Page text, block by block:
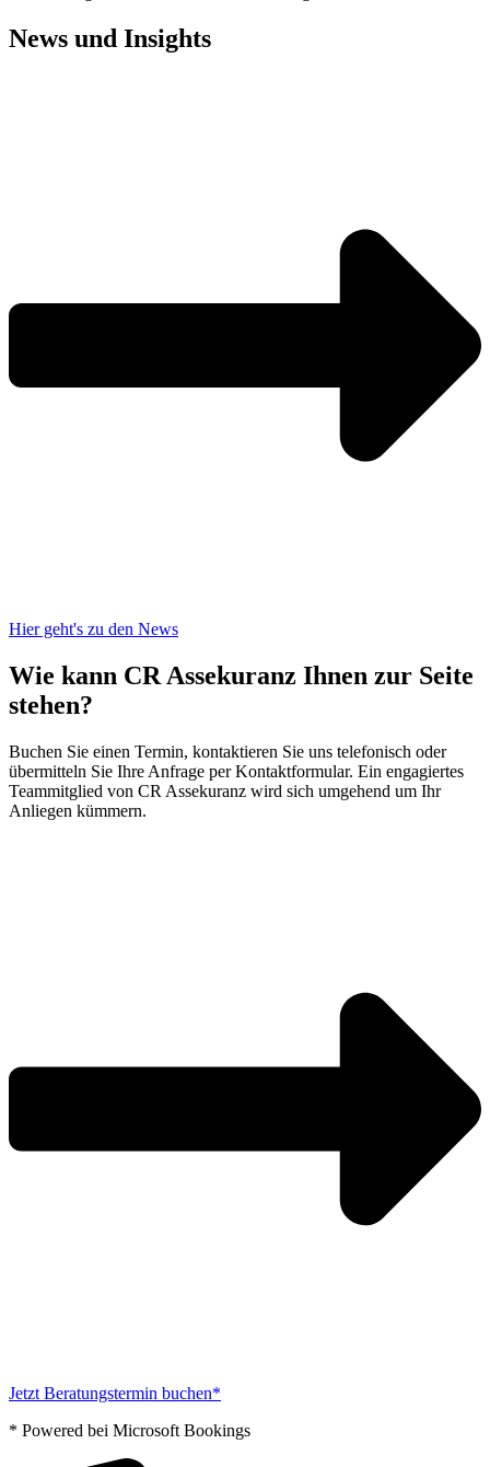
News und Insights
Hier geht's zu den News
Wie kann CR Assekuranz Ihnen zur Seite
stehen?
Buchen Sie einen Termin, kontaktieren Sie uns telefonisch oder
übermitteln Sie Ihre Anfrage per Kontaktformular. Ein engagiertes
Teammitglied von CR Assekuranz wird sich umgehend um Ihr
Anliegen kümmern.
Jetzt Beratungstermin buchen*
* Powered bei Microsoft Bookings